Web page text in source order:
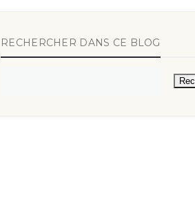
RECHERCHER DANS CE BLOG